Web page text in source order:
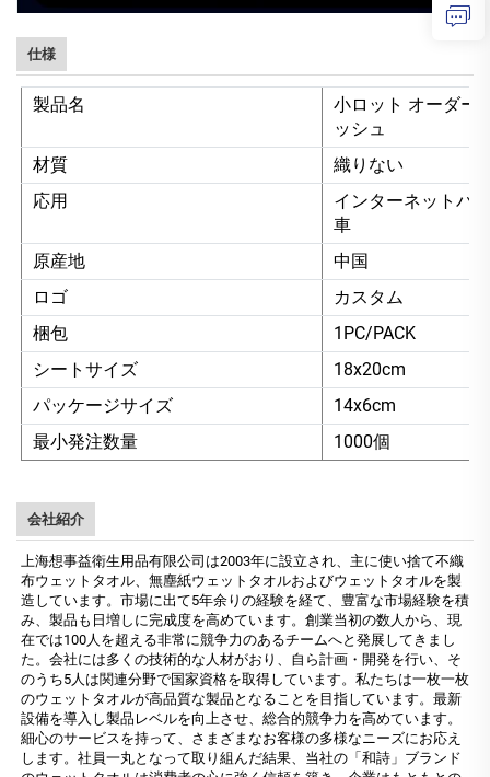
仕様
製品名
小ロット オーダー
ッシュ
材質
織りない
応用
インターネットバ
車
原産地
中国
ロゴ
カスタム
梱包
1PC/PACK
シートサイズ
18x20cm
パッケージサイズ
14x6cm
最小発注数量
1000個
会社紹介
上海想事益衛生用品有限公司は2003年に設立され、主に使い捨て不織
布ウェットタオル、無塵紙ウェットタオルおよびウェットタオルを製
造しています。市場に出て5年余りの経験を経て、豊富な市場経験を積
み、製品も日増しに完成度を高めています。創業当初の数人から、現
在では100人を超える非常に競争力のあるチームへと発展してきまし
た。会社には多くの技術的な人材がおり、自ら計画・開発を行い、そ
のうち5人は関連分野で国家資格を取得しています。私たちは一枚一枚
のウェットタオルが高品質な製品となることを目指しています。最新
設備を導入し製品レベルを向上させ、総合的競争力を高めています。
細心のサービスを持って、さまざまなお客様の多様なニーズにお応え
します。社員一丸となって取り組んだ結果、当社の「和詩」ブランド